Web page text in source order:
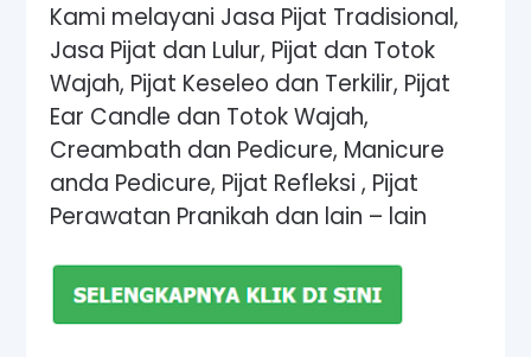
Kami melayani Jasa Pijat Tradisional,
Jasa Pijat dan Lulur, Pijat dan Totok
Wajah, Pijat Keseleo dan Terkilir, Pijat
Ear Candle dan Totok Wajah,
Creambath dan Pedicure, Manicure
anda Pedicure, Pijat Refleksi , Pijat
Perawatan Pranikah dan lain – lain